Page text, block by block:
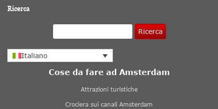
Ricerca
Ricerca
Italiano
Cose da fare ad Amsterdam
Attrazioni turistiche
Crociera sui canali Amsterdam